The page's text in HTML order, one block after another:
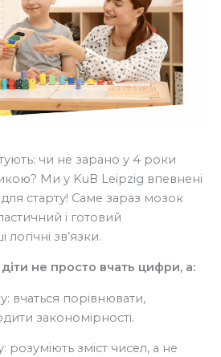
чи не зарано у 4 роки
Ми у KuB Leipzig впевнені
старту! Саме зараз мозок
і готовий
зв’язки.
не просто вчать цифри, а:
вчаться порівнювати,
закономірності.
розуміють зміст чисел, а не